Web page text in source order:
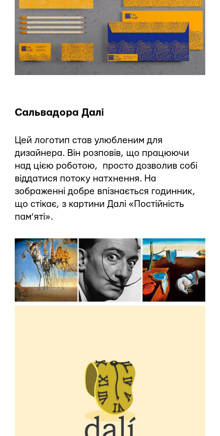
Сальвадора Далі
Цей логотип став улюбленим для
дизайнера. Він розповів, що працюючи
над цією роботою, просто дозволив собі
віддатися потоку натхнення. На
зображенні добре впізнається годинник,
що стікає, з картини Далі «Постійність
пам’яті».